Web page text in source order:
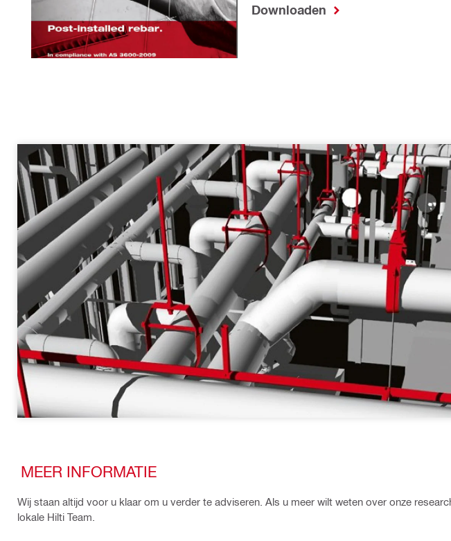
Downloaden
MEER INFORMATIE
Wij staan altijd voor u klaar om u verder te adviseren. Als u meer wilt weten over onze
lokale Hilti Team.